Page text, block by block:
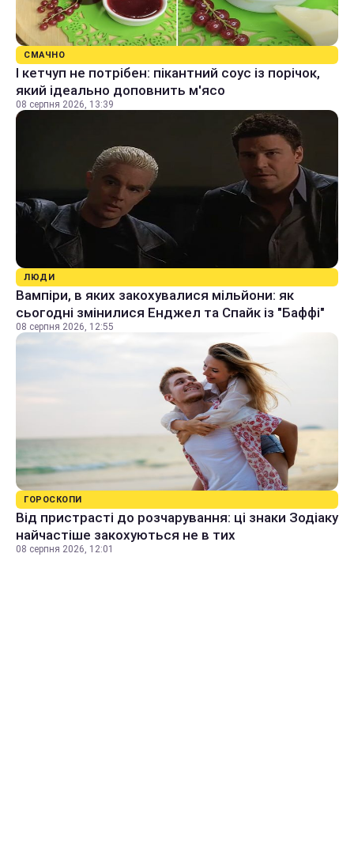
СМАЧНО
І кетчуп не потрібен: пікантний соус із порічок,
який ідеально доповнить м'ясо
08 серпня 2026, 13:39
ЛЮДИ
Вампіри, в яких закохувалися мільйони: як
сьогодні змінилися Енджел та Спайк із "Баффі"
08 серпня 2026, 12:55
ГОРОСКОПИ
Від пристрасті до розчарування: ці знаки Зодіаку
найчастіше закохуються не в тих
08 серпня 2026, 12:01